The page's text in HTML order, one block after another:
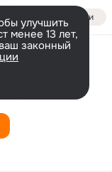
Войти
улучшить
менее 13 лет,
законный